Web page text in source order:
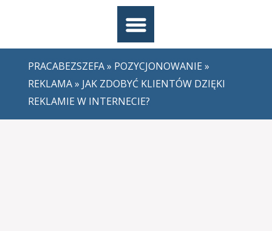
PRACABEZSZEFA» POZYCJONOWANIE »
REKLAMA» JAK ZDOBYĆ KLIENTÓW DZIĘKI
REKLAMIE W INTERNECIE?